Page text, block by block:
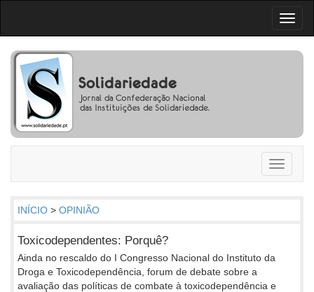
Toggle
INÍCIO > OPINIÃO
Toxicodependentes: Porquê?
Ainda no rescaldo do I Congresso Nacional do Instituto da
Droga e Toxicodependência, forum de debate sobre a
avaliação das políticas de combate à toxicodependência e